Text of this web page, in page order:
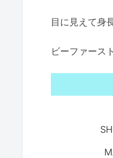
目に見えて身
ビーファース